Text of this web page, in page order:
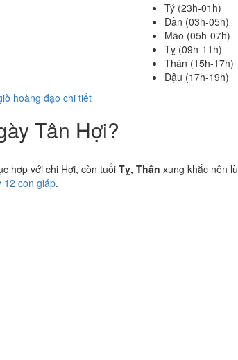
Tý (23h-01h)
Dần (03h-05h)
Mão (05h-07h)
Tỵ (09h-11h)
Thân (15h-17h)
Dậu (17h-19h)
hoàng đạo chi tiết
Tân Hợi?
hợp với chi Hợi, còn tuổi Tỵ, Thân xung khắc nên
12 con giáp.